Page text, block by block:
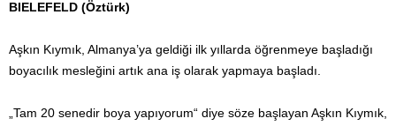
BIELEFELD (Öztürk)
Aşkın Kıymık, Almanya’ya geldiği ilk yıllarda öğrenmeye başladığı
boyacılık mesleğini artık ana iş olarak yapmaya başladı.
„Tam 20 senedir boya yapıyorum“ diye söze başlayan Aşkın Kıymık,